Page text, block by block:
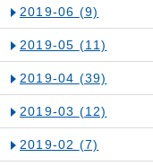
2019-06 (9)
2019-05 (11)
2019-04 (39)
2019-03 (12)
2019-02 (7)